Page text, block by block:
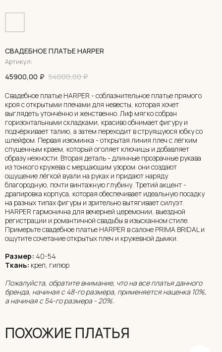
СВАДЕБНОЕ ПЛАТЬЕ HARPER
Артикул:
45900,00 ₽ 54000,00 ₽
Свадебное платье HARPER - соблазнительное платье прямого
кроя с открытыми плечами для невесты, которая хочет
выглядеть утончённо и женственно. Лиф мягко собран
горизонтальными складками, красиво обнимает фигуру и
подчёркивает талию, а затем переходит в струящуюся юбку со
шлейфом. Первая изюминка - открытая линия плеч с лёгким
спущенным краем, который оголяет ключицы и добавляет
образу нежности. Вторая деталь - длинные прозрачные рукава
из тонкого кружева с мерцающим узором: они создают
ощущение лёгкой вуали на руках и придают наряду
благородную, почти винтажную глубину. Третий акцент -
драпировка корпуса, которая обеспечивает идеальную посадку
на разных типах фигуры и зрительно вытягивает силуэт.
HARPER гармонична для вечерней церемонии, выездной
регистрации и романтичной свадьбы в изысканном стиле.
Примерьте свадебное платье HARPER в салоне PRIMA BRIDAL и
ощутите сочетание открытых плеч и кружевной дымки.
Размер: 40-54
Ткань: креп, гипюр
Пожалуйста, обратите внимание, что на все платья данного
бренда, начиная с 48-го размера, применяется наценка 10%,
а начиная с 54-го размера - 20%.
ПОХОЖИЕ ПЛАТЬЯ